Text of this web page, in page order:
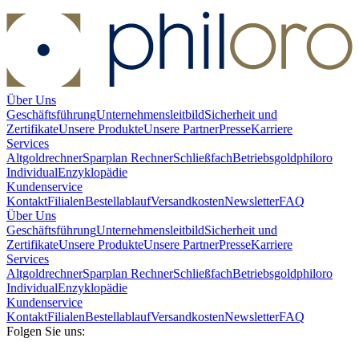
Über Uns
GeschäftsführungUnternehmensleitbildSicherheit und
ZertifikateUnsere ProdukteUnsere PartnerPresseKarriere
Services
AltgoldrechnerSparplan RechnerSchließfachBetriebsgoldphiloro
IndividualEnzyklopädie
Kundenservice
KontaktFilialenBestellablaufVersandkostenNewsletterFAQ
Über Uns
GeschäftsführungUnternehmensleitbildSicherheit und
ZertifikateUnsere ProdukteUnsere PartnerPresseKarriere
Services
AltgoldrechnerSparplan RechnerSchließfachBetriebsgoldphiloro
IndividualEnzyklopädie
Kundenservice
KontaktFilialenBestellablaufVersandkostenNewsletterFAQ
Folgen Sie uns: